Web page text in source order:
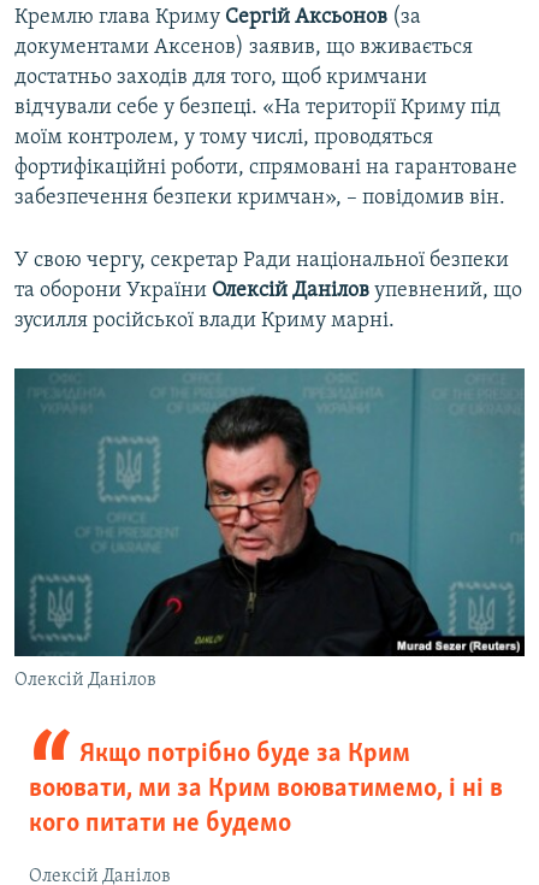
Кремлю глава Криму Сергій Аксьонов (за
документами Аксенов) заявив, що вживається
достатньо заходів для того, щоб кримчани
відчували себе у безпеці. «На території Криму під
моїм контролем, у тому числі, проводяться
фортифікаційні роботи, спрямовані на гарантоване
забезпечення безпеки кримчан», – повідомив він.
У свою чергу, секретар Ради національної безпеки
та оборони України Олексій Данілов упевнений, що
зусилля російської влади Криму марні.
Олексій Данілов
Якщо потрібно буде за Крим
воювати, ми за Крим воюватимемо, і ні в
кого питати не будемо
Олексій Данілов